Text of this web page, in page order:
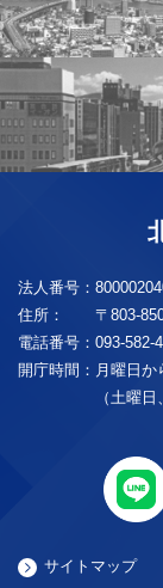
法人番号：
住所：
〒803-
電話番号： 093-582-
開庁時間： 月曜日か
（土曜
サイトマップ